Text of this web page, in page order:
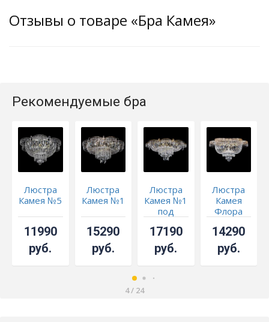
Отзывы о товаре «Бра Камея»
Рекомендуемые бра
Люстра
Камея №5
11990
руб.
Люстра
Камея №1
15290
руб.
Люстра
Камея №1
под
17190
руб.
Люстра
Камея
Флора
14290
руб.
4/ 24